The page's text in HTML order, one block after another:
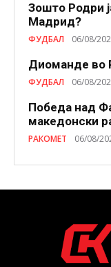
Зошто Родри
Мадрид?
ФУДБАЛ 06/08/
Диоманде во
ФУДБАЛ 06/08/
Победа над
македонски
РАКОМЕТ 06/08/